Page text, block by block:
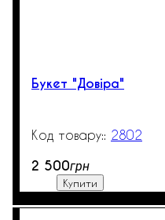
Букет "Довіра"
2802
2 500грн
Купити